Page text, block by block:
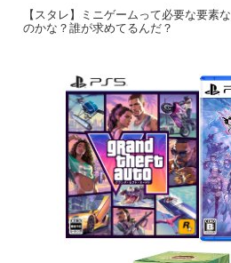
【スタレ】ミニゲームって必要な要素な
のかな？誰が求めてるんだ？